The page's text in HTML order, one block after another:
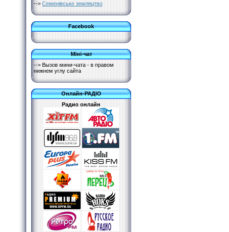
--> Семенівське земляцтво
Facebook
Міні-чат
--> Вызов мини-чата - в правом
нижнем углу сайта
Онлайн-РАДІО
Радио онлайн